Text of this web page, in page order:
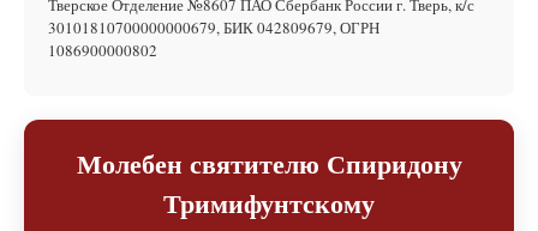
Тверское Отделение №8607 ПАО Сбербанк России г. Тверь, к/с
30101810700000000679, БИК 042809679, ОГРН
1086900000802
Молебен святителю Спиридону
Тримифунтскому